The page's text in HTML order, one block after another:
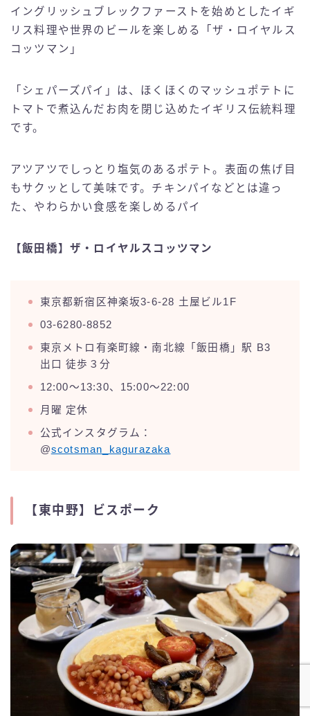
イングリッシュブレックファーストを始めとしたイギ
リス料理や世界のビールを楽しめる「ザ・ロイヤルス
コッツマン」
「シェパーズパイ」は、ほくほくのマッシュポテトに
トマトで煮込んだお肉を閉じ込めたイギリス伝統料理
です。
アツアツでしっとり塩気のあるポテト。表面の焦げ目
もサクッとして美味です。チキンパイなどとは違っ
た、やわらかい食感を楽しめるパイ
【飯田橋】ザ・ロイヤルスコッツマン
東京都新宿区神楽坂3-6-28 土屋ビル1F
03-6280-8852
東京メトロ有楽町線・南北線「飯田橋」駅 B3
出口 徒歩３分
12:00～13:30、15:00～22:00
月曜 定休
公式インスタグラム：
@scotsman_kagurazaka
【東中野】ビスポーク